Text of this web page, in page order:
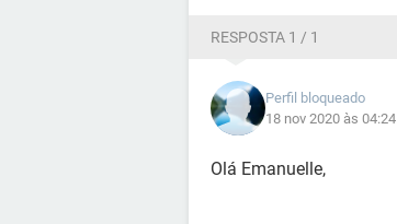
RESPOSTA 1 / 1
Perfil bloqueado
18 nov 2020 às 04:24
Olá Emanuelle,